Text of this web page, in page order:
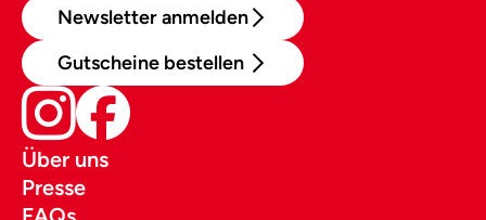
Newsletter anmelden
Gutscheine bestellen
Über uns
Presse